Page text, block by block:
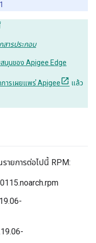
สารประกอบ
นุนของ Apigee Edge
ารเผยแพร่ Apigee
แล้ว
ายการต่อไปนี้ RPM: